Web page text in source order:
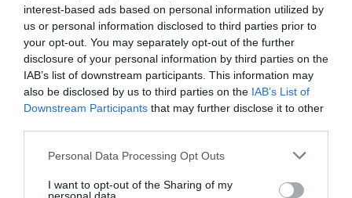
interest-based ads based on personal information utilized by
us or personal information disclosed to third parties prior to
your opt-out. You may separately opt-out of the further
disclosure of your personal information by third parties on the
IAB’s list of downstream participants. This information may
also be disclosed by us to third parties on the IAB’s List of
Downstream Participants that may further disclose it to other
Please note that this website/app uses one or more Google
not limited to your visit or usage behaviour. You may click to
Personal Data Processing Opt Outs
I want to opt-out of the Sharing of my